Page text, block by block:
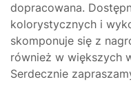
dopracowana.
kolorystycznych i
skomponuje się z
również w większych
Serdecznie